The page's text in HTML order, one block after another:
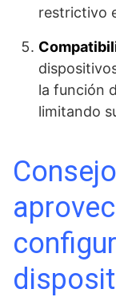
restrictivo
la función
limitando